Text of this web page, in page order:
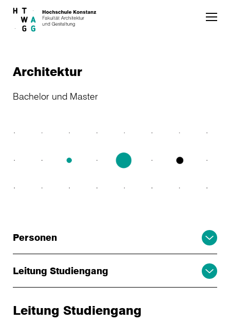
Skip to main content
Architektur
Bachelor und Master
Personen
Leitung Studiengang
Leitung Studiengang